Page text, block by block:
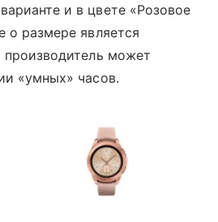
и в цвете «Розовое
о размере является
производитель может
«умных» часов.